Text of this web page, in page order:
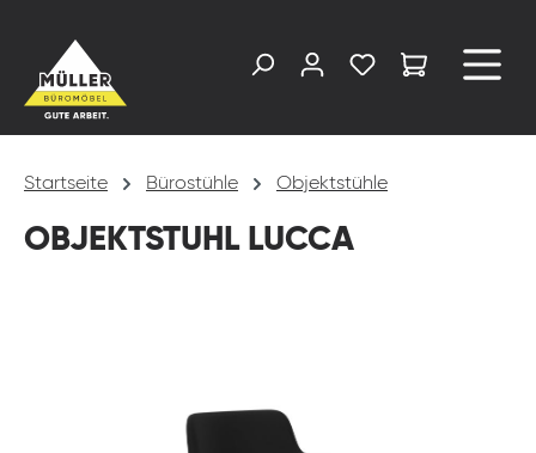
Startseite Bürostühle Objektstühle
OBJEKTSTUHL LUCCA